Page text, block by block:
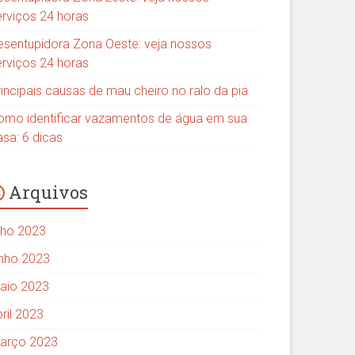
24 horas
Zona Oeste: veja nossos
24 horas
causas de mau cheiro no ralo da pia
identificar vazamentos de água em sua
6 dicas
Arquivos
2023
2023
2023
2023
2023